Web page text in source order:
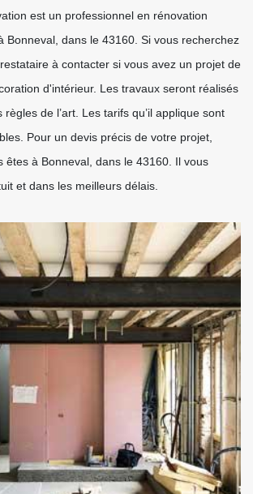
est un professionnel en rénovation
Bonneval, dans le 43160. Si vous recherchez
à contacter si vous avez un projet de
d'intérieur. Les travaux seront réalisés
de l’art. Les tarifs qu’il applique sont
Pour un devis précis de votre projet,
êtes à Bonneval, dans le 43160. Il vous
et dans les meilleurs délais.